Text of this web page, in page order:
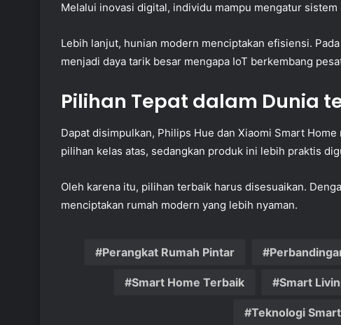
Melalui inovasi digital, individu mampu mengatur sistem
Lebih lanjut, hunian modern menciptakan efisiensi.
menjadi daya tarik besar mengapa IoT berkembang
Pilihan Tepat dalam Dunia
Dapat disimpulkan, Philips Hue dan Xiaomi Smart
pilihan kelas atas, sedangkan produk ini lebih praktis
Oleh karena itu, pilihan terbaik harus disesuaikan.
menciptakan rumah modern yang lebih nyaman.
Perangkat Rumah Pintar
Smart Home Terbaik Smart
Teknologi